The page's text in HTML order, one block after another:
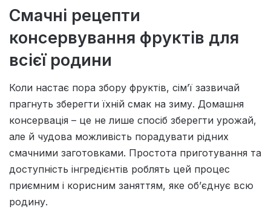
Смачні рецепти
консервування фруктів для
всієї родини
Коли настає пора збору фруктів, сім’ї зазвичай
прагнуть зберегти їхній смак на зиму. Домашня
консервація – це не лише спосіб зберегти урожай,
але й чудова можливість порадувати рідних
смачними заготовками. Простота приготування та
доступність інгредієнтів роблять цей процес
приємним і корисним заняттям, яке об’єднує всю
родину.